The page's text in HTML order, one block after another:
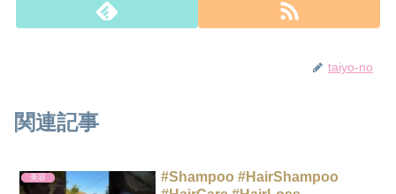
taiyo-no
関連記事
美容
#Shampoo #HairShampoo